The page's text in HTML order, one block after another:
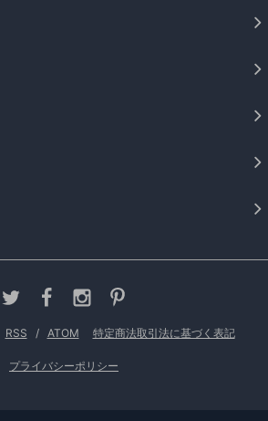
RSS / ATOM 特定商法取引法に基づく表記
プライバシーポリシー